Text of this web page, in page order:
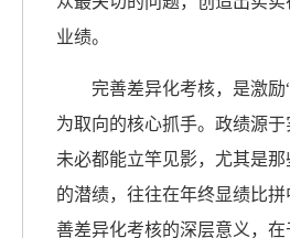
业绩。
完善差异化考核，是激励
为取向的核心抓手。政绩源
未必都能立竿见影，尤其是
的潜绩，往往在年终显绩比
善差异化考核的深层意义，